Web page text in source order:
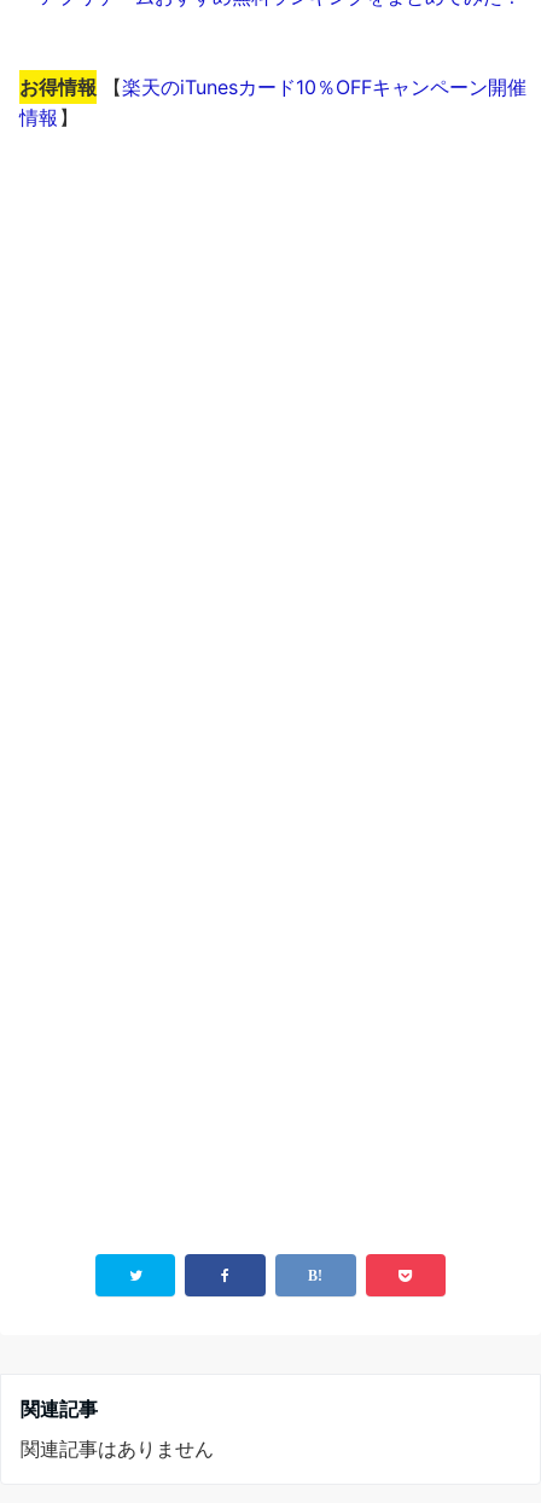
お得情報 【楽天のiTunesカード10％OFFキャンペーン開催
情報 】
関連記事
関連記事はありません